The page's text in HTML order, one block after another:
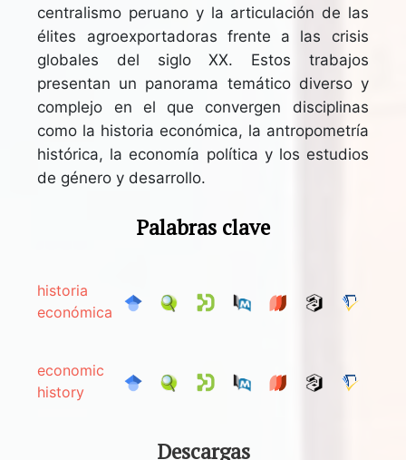
centralismo peruano y la articulación de las
élites agroexportadoras frente a las crisis
globales del siglo XX. Estos trabajos
presentan un panorama temático diverso y
complejo en el que convergen disciplinas
como la historia económica, la antropometría
histórica, la economía política y los estudios
de género y desarrollo.
Palabras clave
historia
económica
economic
history
Descargas